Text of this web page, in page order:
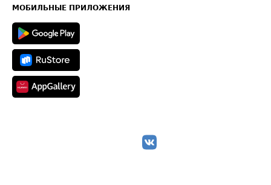
Техническая информация
МОБИЛЬНЫЕ ПРИЛОЖЕНИЯ